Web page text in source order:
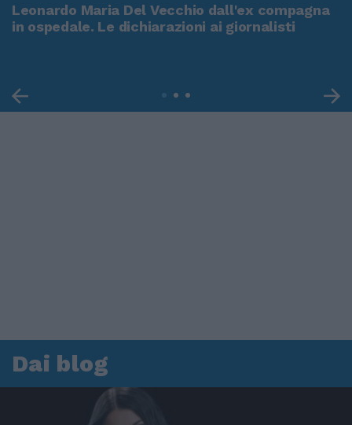
Leonardo Maria Del Vecchio dall'ex compagna
in ospedale. Le dichiarazioni ai giornalisti
Dai blog